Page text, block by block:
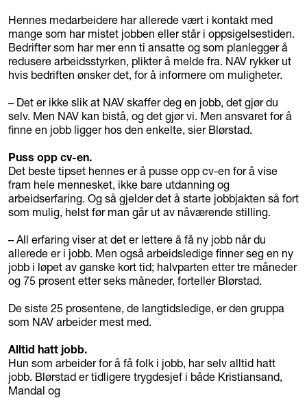
Hennes medarbeidere har allerede vært i kontakt med
mange som har mistet jobben eller står i oppsigelsestiden.
Bedrifter som har mer enn ti ansatte og som planlegger å
redusere arbeidsstyrken, plikter å melde fra. NAV rykker ut
hvis bedriften ønsker det, for å informere om muligheter.
– Det er ikke slik at NAV skaffer deg en jobb, det gjør du
selv. Men NAV kan bistå, og det gjør vi. Men ansvaret for å
finne en jobb ligger hos den enkelte, sier Blørstad.
Puss opp cv-en.
Det beste tipset hennes er å pusse opp cv-en for å vise
fram hele mennesket, ikke bare utdanning og
arbeidserfaring. Og så gjelder det å starte jobbjakten så fort
som mulig, helst før man går ut av nåværende stilling.
– All erfaring viser at det er lettere å få ny jobb når du
allerede er i jobb. Men også arbeidsledige finner seg en ny
jobb i løpet av ganske kort tid; halvparten etter tre måneder
og 75 prosent etter seks måneder, forteller Blørstad.
De siste 25 prosentene, de langtidsledige, er den gruppa
som NAV arbeider mest med.
Alltid hatt jobb.
Hun som arbeider for å få folk i jobb, har selv alltid hatt
jobb. Blørstad er tidligere trygdesjef i både Kristiansand,
Mandal og